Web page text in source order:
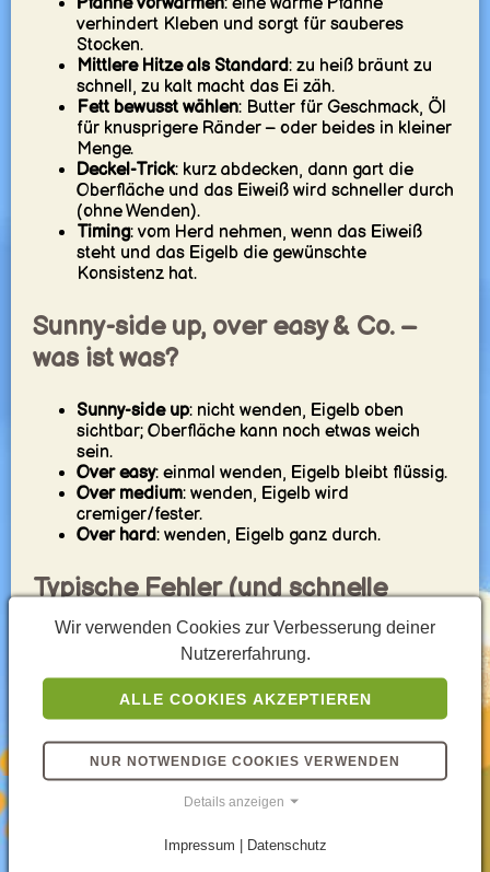
verhindert Kleben und sorgt für sauberes
Stocken.
Mittlere Hitze als Standard: zu heiß bräunt zu
schnell, zu kalt macht das Ei zäh.
Fett bewusst wählen: Butter für Geschmack, Öl
für knusprigere Ränder – oder beides in kleiner
Menge.
Deckel-Trick: kurz abdecken, dann gart die
Oberfläche und das Eiweiß wird schneller durch
(ohne Wenden).
Timing: vom Herd nehmen, wenn das Eiweiß
steht und das Eigelb die gewünschte
Konsistenz hat.
Sunny-side up, over easy & Co. –
was ist was?
Sunny-side up: nicht wenden, Eigelb oben
sichtbar; Oberfläche kann noch etwas weich
sein.
Over easy: einmal wenden, Eigelb bleibt flüssig.
Over medium: wenden, Eigelb wird
cremiger/fester.
Over hard: wenden, Eigelb ganz durch.
Typische Fehler (und schnelle
Fixes)
Deckel – mittlere Hitze + kurz abdecken.
Klebt fest: Pfanne nicht vorgewärmt oder zu
wenig Fett – vorheizen und dünn fetten.
: zu lange gegart – früher
Wir verwenden Cookies zur Verbesserung deiner
Nutzererfahrung.
ALLE COOKIES AKZEPTIEREN
NUR NOTWENDIGE COOKIES VERWENDEN
Details anzeigen
Impressum | Datenschutz